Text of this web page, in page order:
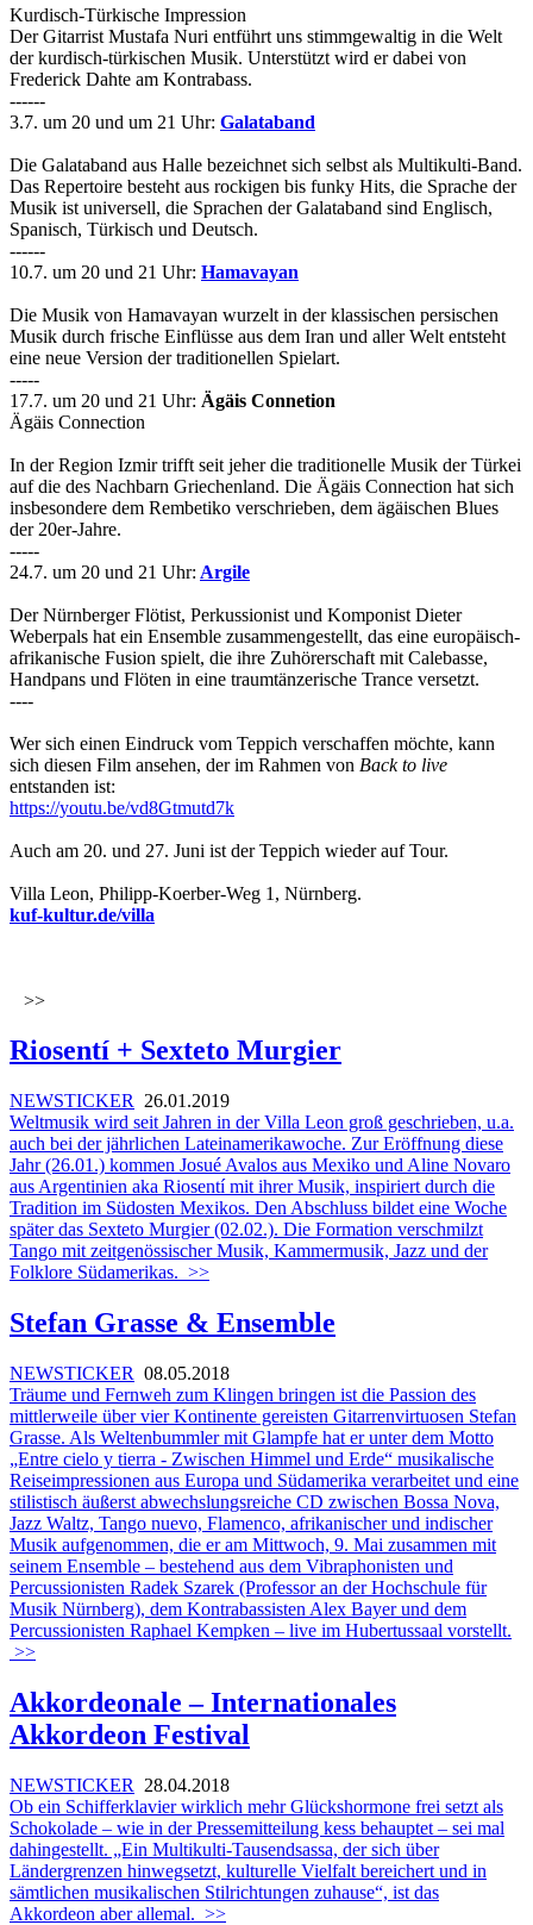
Kurdisch-Türkische Impression
Der Gitarrist Mustafa Nuri entführt uns stimmgewaltig in die Welt
der kurdisch-türkischen Musik. Unterstützt wird er dabei von
Frederick Dahte am Kontrabass.
------
3.7. um 20 und um 21 Uhr: Galataband
Die Galataband aus Halle bezeichnet sich selbst als Multikulti-Band.
Das Repertoire besteht aus rockigen bis funky Hits, die Sprache der
Musik ist universell, die Sprachen der Galataband sind Englisch,
Spanisch, Türkisch und Deutsch.
------
10.7. um 20 und 21 Uhr: Hamavayan
Die Musik von Hamavayan wurzelt in der klassischen persischen
Musik durch frische Einflüsse aus dem Iran und aller Welt entsteht
eine neue Version der traditionellen Spielart.
-----
17.7. um 20 und 21 Uhr: Ägäis Connetion
Ägäis Connection
In der Region Izmir trifft seit jeher die traditionelle Musik der Türkei
auf die des Nachbarn Griechenland. Die Ägäis Connection hat sich
insbesondere dem Rembetiko verschrieben, dem ägäischen Blues
der 20er-Jahre.
-----
24.7. um 20 und 21 Uhr: Argile
Der Nürnberger Flötist, Perkussionist und Komponist Dieter
Weberpals hat ein Ensemble zusammengestellt, das eine europäisch-
afrikanische Fusion spielt, die ihre Zuhörerschaft mit Calebasse,
Handpans und Flöten in eine traumtänzerische Trance versetzt.
----
Wer sich einen Eindruck vom Teppich verschaffen möchte, kann
sich diesen Film ansehen, der im Rahmen von Back to live
entstanden ist:
https://youtu.be/vd8Gtmutd7k
Auch am 20. und 27. Juni ist der Teppich wieder auf Tour.
Villa Leon, Philipp-Koerber-Weg 1, Nürnberg.
kuf-kultur.de/villa
>>
Riosentí + Sexteto Murgier
NEWSTICKER
26.01.2019
Weltmusik wird seit Jahren in der Villa Leon groß geschrieben, u.a.
auch bei der jährlichen Lateinamerikawoche. Zur Eröffnung diese
Jahr (26.01.) kommen Josué Avalos aus Mexiko und Aline Novaro
aus Argentinien aka Riosentí mit ihrer Musik, inspiriert durch die
Tradition im Südosten Mexikos. Den Abschluss bildet eine Woche
später das Sexteto Murgier (02.02.). Die Formation verschmilzt
Tango mit zeitgenössischer Musik, Kammermusik, Jazz und der
Folklore Südamerikas. >>
Stefan Grasse & Ensemble
NEWSTICKER 08.05.2018
Träume und Fernweh zum Klingen bringen ist die Passion des
mittlerweile über vier Kontinente gereisten Gitarrenvirtuosen Stefan
Grasse. Als Weltenbummler mit Glampfe hat er unter dem Motto
„Entre cielo y tierra - Zwischen Himmel und Erde“ musikalische
Reiseimpressionen aus Europa und Südamerika verarbeitet und eine
stilistisch äußerst abwechslungsreiche CD zwischen Bossa Nova,
Jazz Waltz, Tango nuevo, Flamenco, afrikanischer und indischer
Musik aufgenommen, die er am Mittwoch, 9. Mai zusammen mit
seinem Ensemble – bestehend aus dem Vibraphonisten und
Percussionisten Radek Szarek (Professor an der Hochschule für
Musik Nürnberg), dem Kontrabassisten Alex Bayer und dem
Percussionisten Raphael Kempken – live im Hubertussaal vorstellt.
>>
Akkordeonale – Internationales
Akkordeon Festival
NEWSTICKER
28.04.2018
Ob ein Schifferklavier wirklich mehr Glückshormone frei setzt als
Schokolade – wie in der Pressemitteilung kess behauptet – sei mal
dahingestellt. „Ein Multikulti-Tausendsassa, der sich über
Ländergrenzen hinwegsetzt, kulturelle Vielfalt bereichert und in
sämtlichen musikalischen Stilrichtungen zuhause“, ist das
Akkordeon aber allemal. >>